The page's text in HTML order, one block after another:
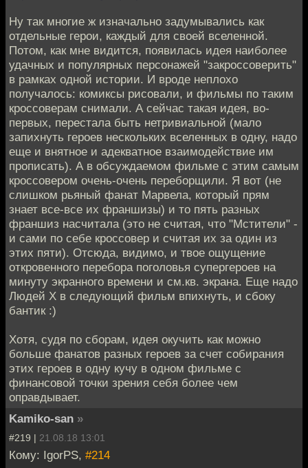
Ну так многие ж изначально задумывались как
отдельные герои, каждый для своей вселенной.
Потом, как мне видится, появилась идея наиболее
удачных и популярных персонажей "закроссоверить"
в рамках одной истории. И вроде неплохо
получалось: комиксы рисовали, и фильмы по таким
кроссоверам снимали. А сейчас такая идея, во-
первых, перестала быть нетривиальной (мало
запихнуть героев нескольких вселенных в одну, надо
еще и внятное и адекватное взаимодействие им
прописать). А в обсуждаемом фильме с этим самым
кроссовером очень-очень переборщили. Я вот (не
слишком рьяный фанат Марвела, который прям
знает все-все их франшизы) и то пять разных
франшиз насчитала (это не считая, что "Мстители" -
и сами по себе кроссовер и считая их за один из
этих пяти). Отсюда, видимо, и твое ощущение
откровенного перебора поголовья супергероев на
минуту экранного времени и см.кв. экрана. Еще надо
Людей Х в следующий фильм впихнуть, и сбоку
бантик :)
Хотя, судя по сборам, идея окучить как можно
больше фанатов разных героев за счет собирания
этих героев в одну кучу в одном фильме с
финансовой точки зрения себя более чем
оправдывает.
Kamiko-san »
#219 | 21.08.18 13:01
Кому: IgorPS, #214